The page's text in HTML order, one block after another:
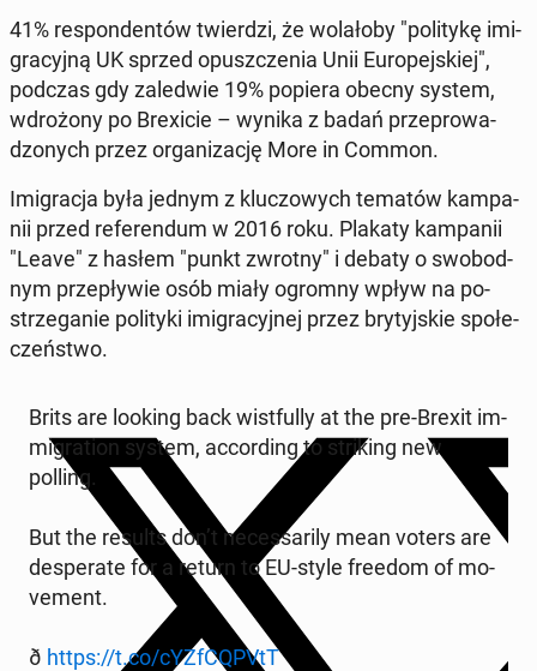
41% re­spon­den­tów twier­dzi, że wo­la­ło­by "po­li­ty­kę imi­
gra­cyj­ną UK sprzed opusz­cze­nia Unii Eu­ro­pej­skiej",
podczas gdy za­le­d­wie 19% popiera obecny system,
wdro­żo­ny po Bre­xi­cie – wynika z badań prze­pro­wa­
dzo­nych przez or­ga­ni­za­cję More in Common.
Imi­gra­cja była jednym z klu­czo­wych tematów kam­pa­
nii przed re­fe­ren­dum w 2016 roku. Plakaty kam­pa­nii
"Leave" z hasłem "punkt zwrotny" i debaty o swo­bod­
nym prze­pły­wie osób miały ogromny wpływ na po­
strze­ga­nie po­li­ty­ki imi­gra­cyj­nej przez bry­tyj­skie spo­łe­
czeń­stwo.
Brits are looking back wi­st­ful­ly at the pre-Brexit im­
mi­gra­tion system, ac­cor­ding to stri­king new
polling.
But the results don’t ne­ces­sa­ri­ly mean voters are
de­spe­ra­te for a return to EU-style freedom of mo­
ve­ment.
ð https://t.co/cYZf­CQPVtT